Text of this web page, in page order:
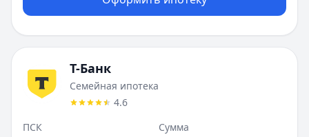
Т-Банк
Семейная ипотека
4.6
ПСК
Сумма